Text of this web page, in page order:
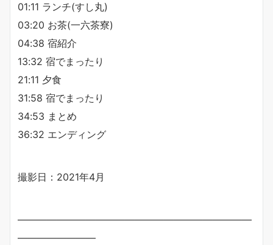
01:11 ランチ(すし丸)
03:20 お茶(一六茶寮)
04:38 宿紹介
13:32 宿でまったり
21:11 夕食
31:58 宿でまったり
34:53 まとめ
36:32 エンディング
撮影日：2021年4月
————————————————————————
————————